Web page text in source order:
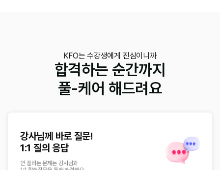
KFO는 수강생에게 진심이니까
합격하는 순간까지
풀-케어 해드려요
강사님께 바로 질문!
1:1 질의 응답
안 풀리는 문제는 강사님과